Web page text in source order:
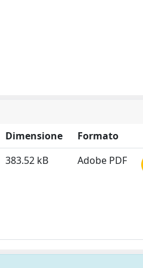
Dimensione
Formato
383.52 kB Adobe PDF